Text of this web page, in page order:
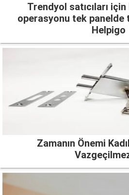
Trendyol satıcıları
operasyonu tek panelde
Helpigo
Zamanın Önemi